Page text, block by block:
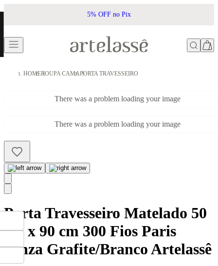
5% OFF no Pix
HOMEROUPA CAMAPORTA TRAVESSEIRO
There was a problem loading your image
There was a problem loading your image
Porta Travesseiro Matelado 50
cm x 90 cm 300 Fios Paris
Cinza Grafite/Branco Artelassê